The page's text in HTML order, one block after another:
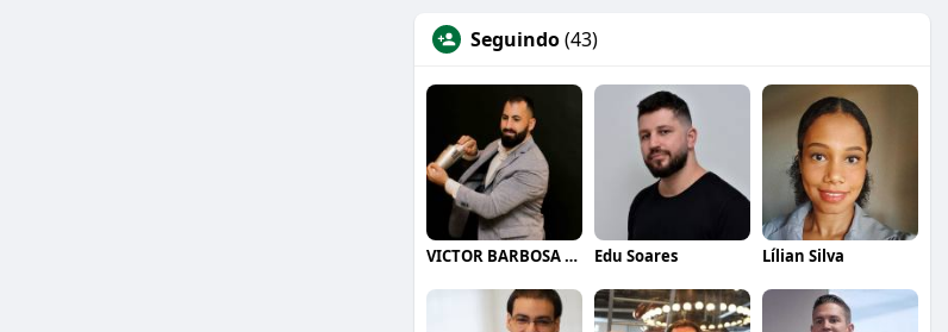
Seguindo(43)
VICTOR BARBOSA QUARANTA Edu Soares Lílian Silva